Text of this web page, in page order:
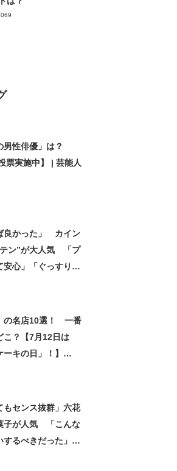
性俳優」は？
票実施中】 | 芸能人
良かった」 カイン
ン”が大人気 「プ
安心」「ぐっすり眠
の名店10選！ 一番
こ？【7月12日は
ーキの日」！】
もセンス抜群」六花
子が人気 「こんな
るべきだった」